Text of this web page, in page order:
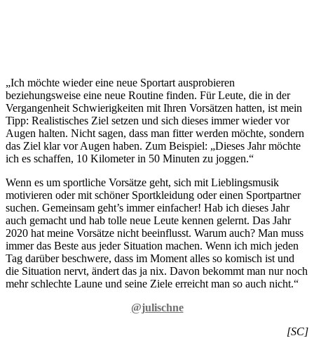
„Ich möchte wieder eine neue Sportart ausprobieren
beziehungsweise eine neue Routine finden. Für Leute, die in der
Vergangenheit Schwierigkeiten mit Ihren Vorsätzen hatten, ist mein
Tipp: Realistisches Ziel setzen und sich dieses immer wieder vor
Augen halten. Nicht sagen, dass man fitter werden möchte, sondern
das Ziel klar vor Augen haben. Zum Beispiel: „Dieses Jahr möchte
ich es schaffen, 10 Kilometer in 50 Minuten zu joggen.“
Wenn es um sportliche Vorsätze geht, sich mit Lieblingsmusik
motivieren oder mit schöner Sportkleidung oder einen Sportpartner
suchen. Gemeinsam geht’s immer einfacher! Hab ich dieses Jahr
auch gemacht und hab tolle neue Leute kennen gelernt. Das Jahr
2020 hat meine Vorsätze nicht beeinflusst. Warum auch? Man muss
immer das Beste aus jeder Situation machen. Wenn ich mich jeden
Tag darüber beschwere, dass im Moment alles so komisch ist und
die Situation nervt, ändert das ja nix. Davon bekommt man nur noch
mehr schlechte Laune und seine Ziele erreicht man so auch nicht.“
@julischne
[SC]